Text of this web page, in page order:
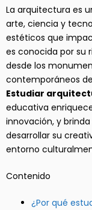
La arquitectura es
arte, ciencia y
estéticos que
es conocida por su
desde los
contemporáneos
Estudiar
educativa
innovación, y
desarrollar su
entorno
Contenido
¿Por qué